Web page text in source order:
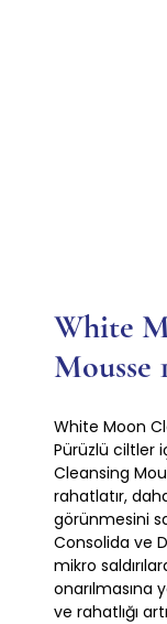
White
Mousse
White Moon
Pürüzlü ciltler
Cleansing
rahatlatır,
görünmesini
Consolida ve
mikro
onarılmasına
ve rahatlığı